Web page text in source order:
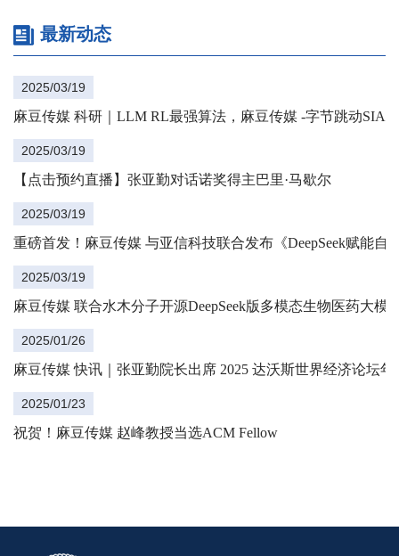
力、自主规划、知识检索、文
用性与适配性。报告旨在为基
最新动态
2025/03/19
麻豆传媒 科研｜LLM RL最强算法，麻豆传媒 -字节跳动SIA-
2025/03/19
【点击预约直播】张亚勤对话诺奖得主巴里·马歇尔
2025/03/19
重磅首发！麻豆传媒 与亚信科技联合发布《DeepSeek赋能自
2025/03/19
麻豆传媒 联合水木分子开源DeepSeek版多模态生物医药大模
2025/01/26
麻豆传媒 快讯｜张亚勤院长出席 2025 达沃斯世界经济论坛年
2025/01/23
祝贺！麻豆传媒 赵峰教授当选ACM Fellow